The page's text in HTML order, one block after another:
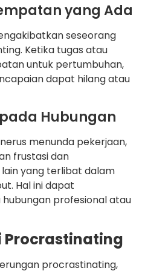
yang Ada
seseorang
Ketika tugas atau
untuk pertumbuhan,
dapat hilang atau
Hubungan
menunda pekerjaan,
frustasi dan
yang terlibat dalam
Hal ini dapat
profesional atau
Procrastinating
procrastinating,